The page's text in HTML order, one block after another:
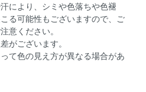
により、シミや色落ちや色褪
る可能性もございますので、ご
意ください。
がございます。
て色の見え方が異なる場合があ